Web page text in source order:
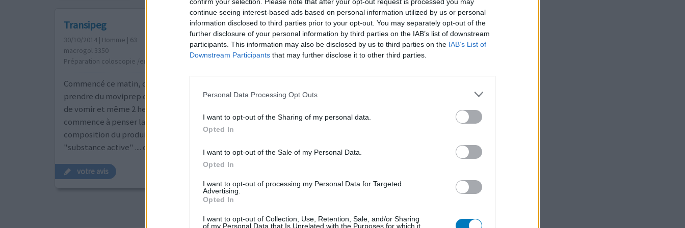
continue seeing interest-based ads based on personal information utilized by us or personal
information disclosed to third parties prior to your opt-out. You may separately opt-out of the
further disclosure of your personal information by third parties on the IAB’s list of downstream
participants. This information may also be disclosed by us to third parties on the IAB’s List of
Downstream Participants that may further disclose it to other third parties.
Personal Data Processing Opt Outs
I want to opt-out of the Sharing of my personal data.
Opted In
I want to opt-out of the Sale of my Personal Data.
Opted In
I want to opt-out of processing my Personal Data for Targeted
Advertising.
Opted In
I want to opt-out of Collection, Use, Retention, Sale, and/or Sharing
of my Personal Data that Is Unrelated with the Purposes for which it
Transipeg
30/10/2014 | Homme | 63
macrogol 3350
Préparation coloscopie /endoscopie
Quantité effets
Commencé ce matin, doit le continuer 4 fois avant de
prendre du moviprep dans 3 jours. Infect à boire, envie
de vomir et même 2 heures après son absorption. Je
commence à penser laisser tomber cela car dans la
composition du produit à boire dans 3 jours je retrouve le sacré macrogol 3350 qui est LA
"substance active" .... dur dur de vouloir effectuer un contrôle de ses
...lire la suite
votre avis